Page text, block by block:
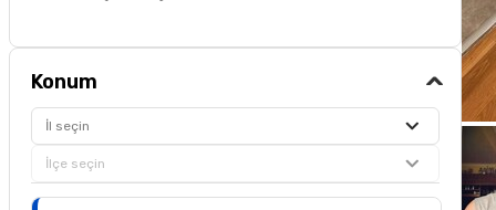
Konum
İl seçin
İlçe seçin